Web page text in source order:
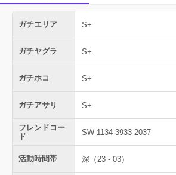
ガチエリア S+
ガチヤグラ S+
ガチホコ S+
ガチアサリ S+
フレンドコー
ド
SW-1134-3933-2037
活動時間帯 深（23 - 03）